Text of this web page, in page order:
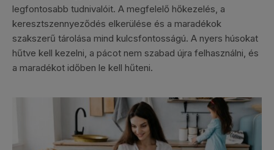
legfontosabb tudnivalóit. A megfelelő hőkezelés, a
keresztszennyeződés elkerülése és a maradékok
szakszerű tárolása mind kulcsfontosságú. A nyers húsokat
hűtve kell kezelni, a pácot nem szabad újra felhasználni, és
a maradékot időben le kell hűteni.